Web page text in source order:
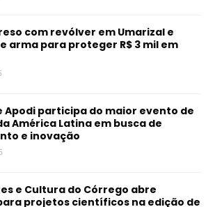
com revólver em Umarizal e
arma para proteger R$ 3 mil em
Apodi participa do maior evento de
América Latina em busca de
e inovação
e Cultura do Córrego abre
projetos científicos na edição de